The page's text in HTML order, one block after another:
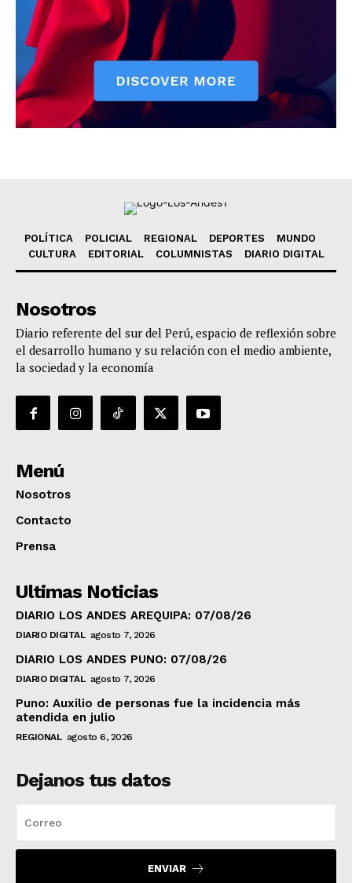
POLÍTICA POLICIAL REGIONAL DEPORTES
MUNDO
CULTURA
EDITORIAL COLUMNISTAS DIARIO DIGITAL
Nosotros
Diario referente del sur del Perú, espacio de reflexión sobre
el desarrollo humano y su relación con el medio ambiente,
la sociedad y la economía
Menú
Nosotros
Contacto
Prensa
Ultimas Noticias
DIARIO LOS ANDES AREQUIPA: 07/08/26
DIARIO DIGITAL agosto 7, 2026
DIARIO LOS ANDES PUNO: 07/08/26
DIARIO DIGITAL agosto 7, 2026
Puno: Auxilio de personas fue la incidencia más
atendida en julio
REGIONAL agosto 6, 2026
Dejanos tus datos
ENVIAR